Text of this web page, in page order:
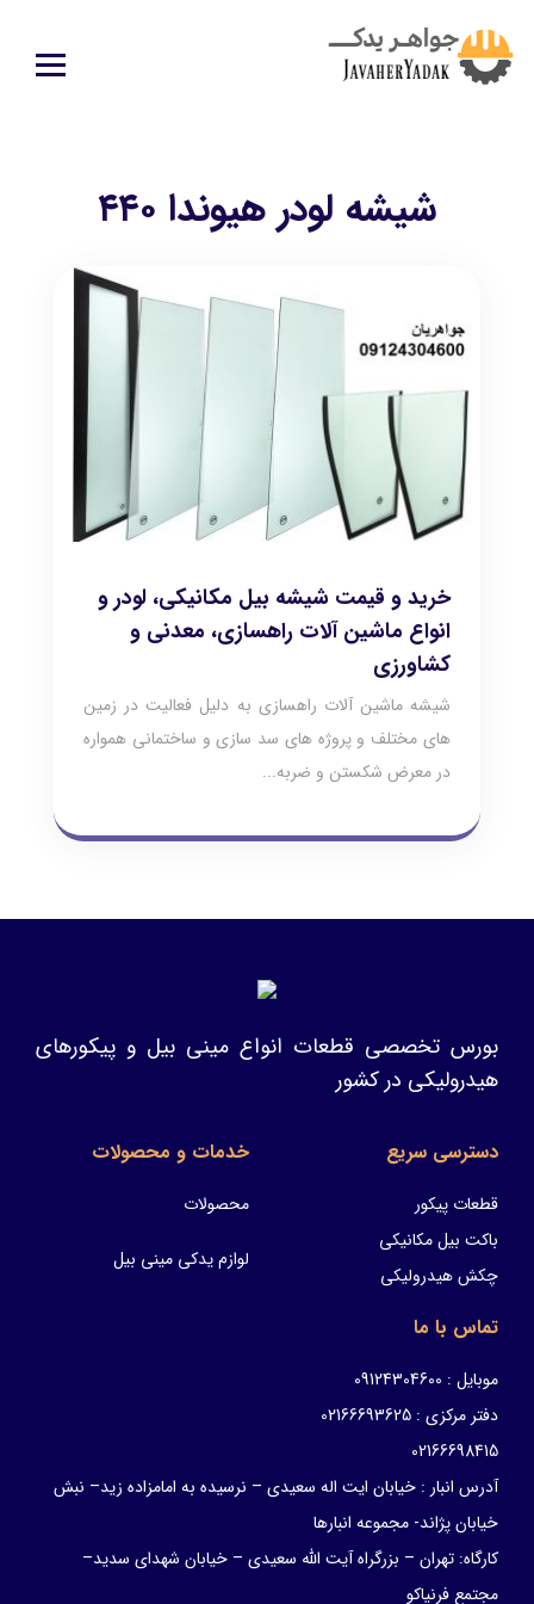
شیشه لودر هیوندا ۴۴۰
خرید و قیمت شیشه بیل مکانیکی، لودر و
انواع ماشین آلات راهسازی، معدنی و
کشاورزی
شیشه ماشین آلات راهسازی به دلیل فعالیت در زمین
های مختلف و پروژه های سد سازی و ساختمانی همواره
در معرض شکستن و ضربه...
بورس تخصصی قطعات انواع مینی بیل و پیکورهای
هیدرولیکی در کشور
دسترسی سریع
قطعات پیکور
باکت بیل مکانیکی
چکش هیدرولیکی
خدمات و محصولات
محصولات
لوازم یدکی مینی بیل
تماس با ما
موبایل : 09124304600
دفتر مرکزی : 02166693625
02166698415
آدرس انبار : خیابان ایت اله سعیدی – نرسیده به امامزاده زید– نبش
خیابان پژاند- مجموعه انبارها
کارگاه: تهران – بزرگراه آیت الله سعیدی – خیابان شهدای سدید–
مجتمع فرنیاکو